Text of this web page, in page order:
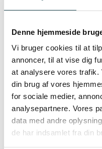
Denne hjemmeside
Vi bruger cookies til at
annoncer, til at vise dig
at analysere vores trafik.
din brug af vores
for sociale medier,
analysepartnere. Vores
data med andre
de har indsamlet fra din
de andre
rig mulighed
og dele
Målgruppe:
Du er sikkert
kok, og det er